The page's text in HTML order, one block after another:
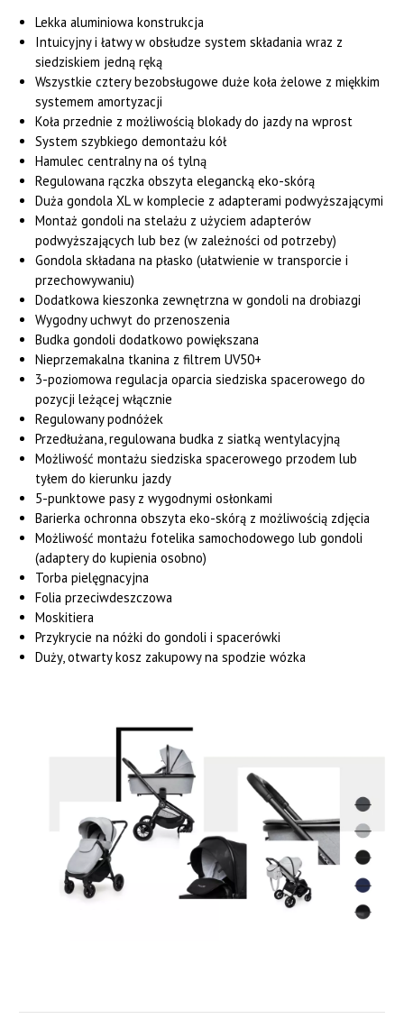
Lekka aluminiowa konstrukcja
Intuicyjny i łatwy w obsłudze system składania wraz z
siedziskiem jedną ręką
Wszystkie cztery bezobsługowe duże koła żelowe z miękkim
systemem amortyzacji
Koła przednie z możliwością blokady do jazdy na wprost
System szybkiego demontażu kół
Hamulec centralny na oś tylną
Regulowana rączka obszyta elegancką eko-skórą
Duża gondola XL w komplecie z adapterami podwyższającymi
Montaż gondoli na stelażu z użyciem adapterów
podwyższających lub bez (w zależności od potrzeby)
Gondola składana na płasko (ułatwienie w transporcie i
przechowywaniu)
Dodatkowa kieszonka zewnętrzna w gondoli na drobiazgi
Wygodny uchwyt do przenoszenia
Budka gondoli dodatkowo powiększana
Nieprzemakalna tkanina z filtrem UV50+
3-poziomowa regulacja oparcia siedziska spacerowego do
pozycji leżącej włącznie
Regulowany podnóżek
Przedłużana, regulowana budka z siatką wentylacyjną
Możliwość montażu siedziska spacerowego przodem lub
tyłem do kierunku jazdy
5-punktowe pasy z wygodnymi osłonkami
Barierka ochronna obszyta eko-skórą z możliwością zdjęcia
Możliwość montażu fotelika samochodowego lub gondoli
(adaptery do kupienia osobno)
Torba pielęgnacyjna
Folia przeciwdeszczowa
Moskitiera
Przykrycie na nóżki do gondoli i spacerówki
Duży, otwarty kosz zakupowy na spodzie wózka